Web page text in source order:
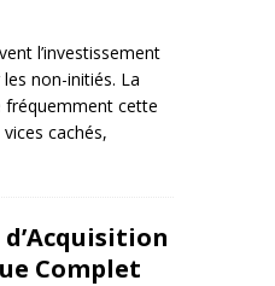
l’investissement
les non-initiés. La
fréquemment cette
cachés,
Complet